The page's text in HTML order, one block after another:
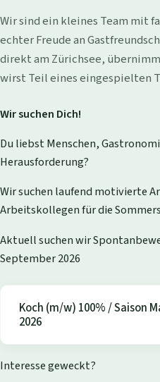
Wir sind ein kleines Team mit
echter Freude an
direkt am Zürichsee,
wirst Teil eines eingespielten
Wir suchen Dich!
Du liebst Menschen,
Herausforderung?
Wir suchen laufend motivierte
Arbeitskollegen für die
Aktuell suchen wir
September 2026
Koch (m/w) 100% / Saison
2026
Interesse geweckt?